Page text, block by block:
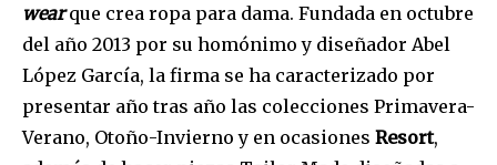
Únete a nuestra comunidad de
SUSCRIPTORES y sea parte de la
conversación.
Para suscribirse, simplemente ingrese su dirección de correo
wear que crea ropa para dama. Fundada en octubre
del año 2013 por su homónimo y diseñador Abel
López García, la firma se ha caracterizado por
presentar año tras año las colecciones Primavera-
Verano, Otoño-Invierno y en ocasiones Resort,